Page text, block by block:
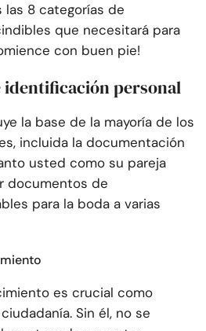
las 8 categorías de
que necesitará para
con buen pie!
identificación personal
la base de la mayoría de los
incluida la documentación
usted como su pareja
documentos de
para la boda a varias
es crucial como
Sin él, no se